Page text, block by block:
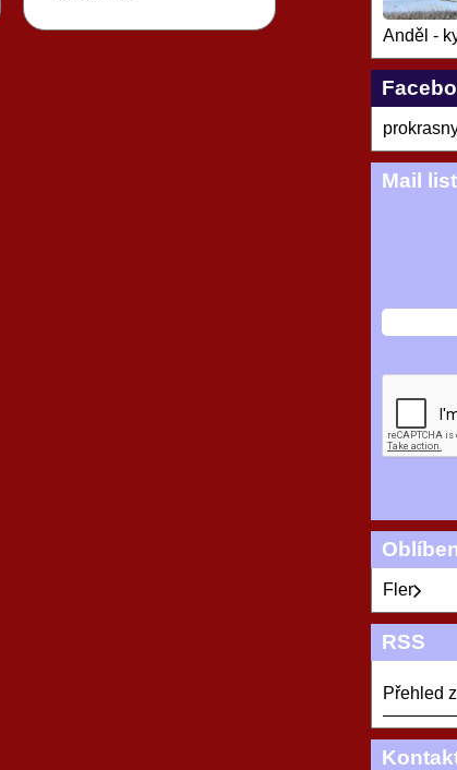
Anděl -
Mail list
Fler
RSS
Přehled